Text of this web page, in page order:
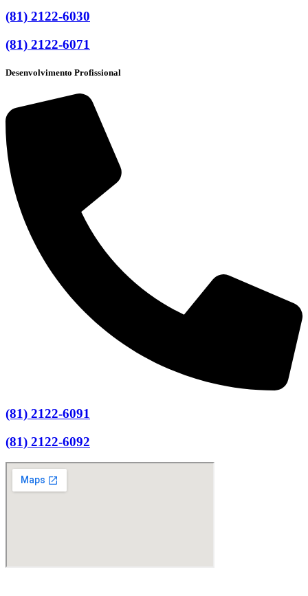
(81) 2122-6030
(81) 2122-6071
Desenvolvimento Profissional
(81) 2122-6091
(81) 2122-6092